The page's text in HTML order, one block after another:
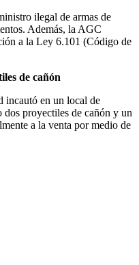
ilegal de armas de
Además, la AGC
a la Ley 6.101 (Código de
de cañón
incautó en un local de
proyectiles de cañón y un
a la venta por medio de